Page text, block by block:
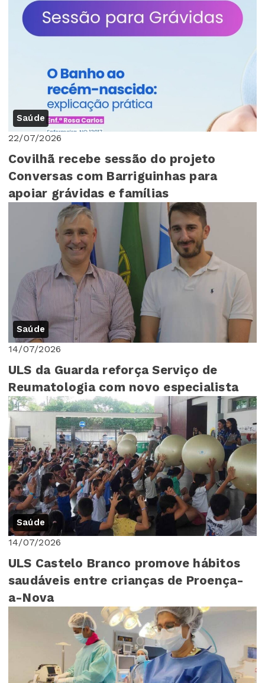
Saúde
22/07/2026
Covilhã recebe sessão do projeto
Conversas com Barriguinhas para
apoiar grávidas e famílias
Saúde
14/07/2026
ULS da Guarda reforça Serviço de
Reumatologia com novo especialista
Saúde
14/07/2026
ULS Castelo Branco promove hábitos
saudáveis entre crianças de Proença-
a-Nova